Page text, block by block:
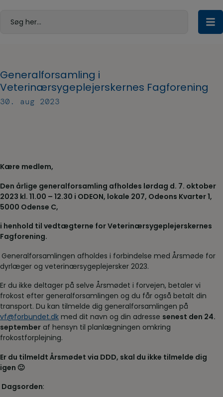
indholdet
Søg her...
Generalforsamling i
Veterinærsygeplejerskernes Fagforening
30. aug 2023
Kære medlem,
Den årlige generalforsamling afholdes lørdag d. 7. oktober
2023 kl. 11.00 – 12.30 i ODEON, lokale 207, Odeons Kvarter 1,
5000 Odense C,
i henhold til vedtægterne for Veterinærsygeplejerskernes
Fagforening.
Generalforsamlingen afholdes i forbindelse med Årsmøde for
dyrlæger og veterinærsygeplejersker 2023.
Er du ikke deltager på selve Årsmødet i forvejen, betaler vi
frokost efter generalforsamlingen og du får også betalt din
transport. Du kan tilmelde dig generalforsamlingen på
vf@forbundet.dk med dit navn og din adresse senest den 24.
september af hensyn til planlægningen omkring
frokostforplejning.
Er du tilmeldt Årsmødet via DDD, skal du ikke tilmelde dig
igen 🙂
Dagsorden: